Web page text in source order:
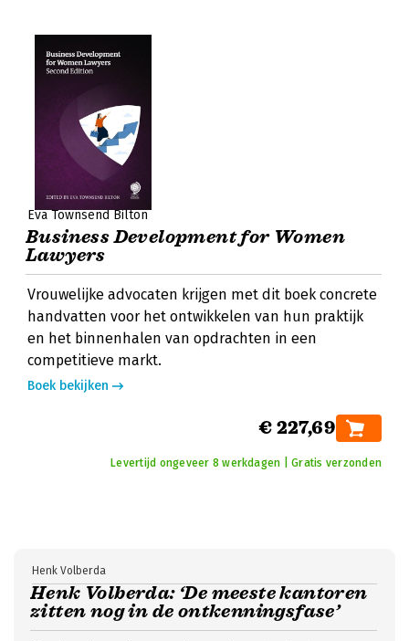
Eva Townsend Bilton
Business Development for Women
Lawyers
Vrouwelijke advocaten krijgen met dit boek concrete
handvatten voor het ontwikkelen van hun praktijk
en het binnenhalen van opdrachten in een
competitieve markt.
Boek bekijken
€ 227,69
Levertijd ongeveer 8 werkdagen | Gratis verzonden
Henk Volberda: ‘De meeste kantoren
zitten nog in de ontkenningsfase’
Henk Volberda